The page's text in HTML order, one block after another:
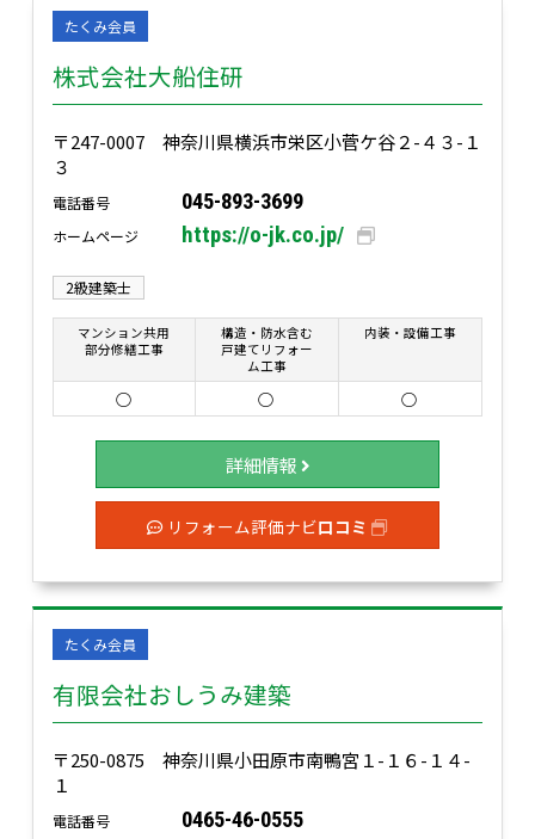
株式会社大船住研
たくみ会員
〒247-0007 神奈川県横浜市栄区小菅ケ谷２-４３-１
３
電話番号 045-893-3699
ホームページ https://o-jk.co.jp/
2級建築士
マンション共用
部分修繕工事
構造・防水含む
戸建てリフォー
ム工事
内装・設備工事
○ ○ ○
詳細情報
リフォーム評価ナビ口コミ
有限会社おしうみ建築
たくみ会員
〒250-0875 神奈川県小田原市南鴨宮１-１６-１４-
１
電話番号 0465-46-0555